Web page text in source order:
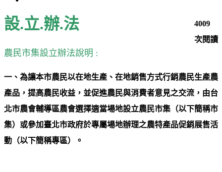
4009
次閱讀
設.立.辦.法
農民市集設立辦法說明 :
一、為讓本市農民以在地生產、在地銷售方式行銷農民生產農
產品，提高農民收益，並促進農民與消費者意見之交流，由台
北市農會輔導區農會選擇適當場地設立農民市集（以下簡稱市
集）或參加臺北市政府於專屬場地辦理之農特產品促銷展售活
動（以下簡稱專區）。